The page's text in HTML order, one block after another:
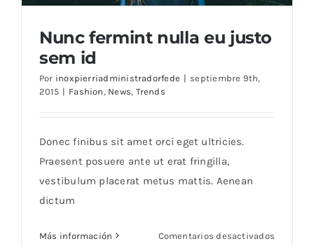
Nunc fermint nulla eu justo
sem id
Por inoxpierriadministradorfede | septiembre 9th,
2015 | Fashion , News, Trends
Donec finibus sit amet orci eget ultricies.
Praesent posuere ante ut erat fringilla,
vestibulum placerat metus mattis. Aenean
dictum
Más información Comentarios desactivados